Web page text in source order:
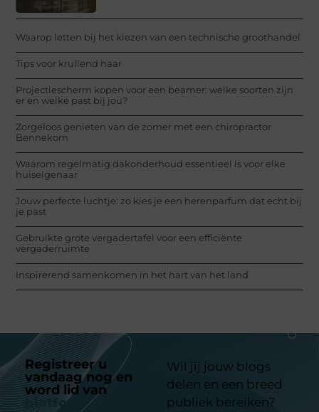
Waarop letten bij het kiezen van een technische groothandel
Tips voor krullend haar
Projectiescherm kopen voor een beamer: welke soorten zijn
er en welke past bij jou?
Zorgeloos genieten van de zomer met een chiropractor
Bennekom
Waarom regelmatig dakonderhoud essentieel is voor elke
huiseigenaar
Jouw perfecte luchtje: zo kies je een herenparfum dat echt bij
je past
Gebruikte grote vergadertafel voor een efficiënte
vergaderruimte
Inspirerend samenkomen in het hart van het land
Registreer u
vandaag nog en
word lid van
platform
Wil jij jouw blogs
delen en een breed
publiek bereiken?